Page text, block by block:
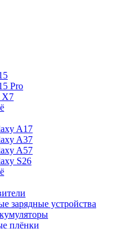
Pro
X7
A17
A37
A57
S26
зарядные устройства
плёнки